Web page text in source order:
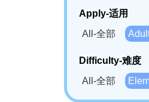
Bahasa
Swahili(SW)-
Apply-适用
All-全部
Difficulty-难度
All-全部